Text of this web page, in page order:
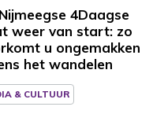
4Daagse
weer van start: zo
u ongemakken
het wandelen
& CULTUUR